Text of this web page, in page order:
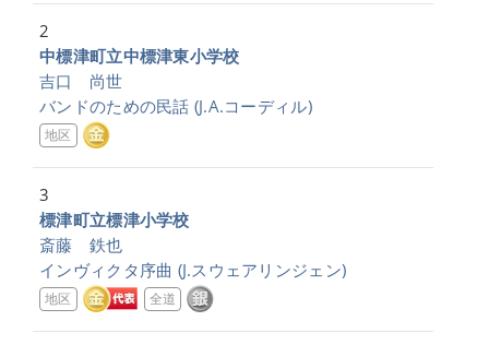
2
中標津町立中標津東小学校
吉口 尚世
バンドのための民話 (J.A.コーディル)
地区
3
標津町立標津小学校
斎藤 鉄也
インヴィクタ序曲 (J.スウェアリンジェン)
地区 全道